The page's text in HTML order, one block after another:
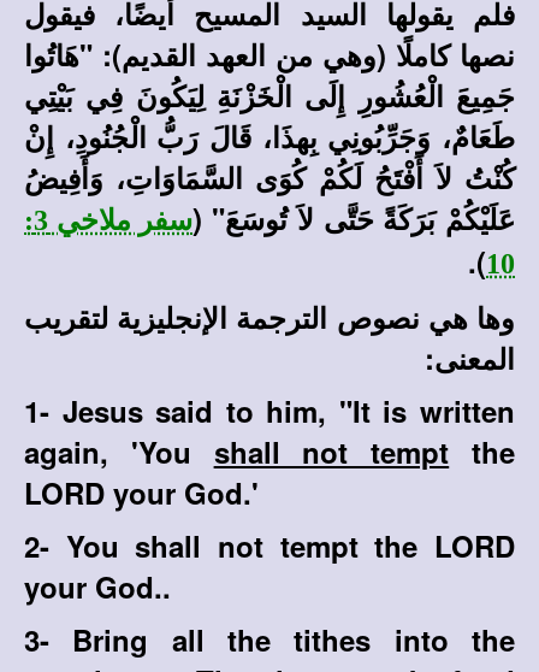
فلم يقولها السيد المسيح أيضًا، فيقول
نصها كاملًا (وهي من العهد القديم): "هَاتُوا
جَمِيعَ الْعُشُورِ إِلَى الْخَزْنَةِ لِيَكُونَ فِي بَيْتِي
طَعَامٌ، وَجَرِّبُونِي بِهذَا، قَالَ رَبُّ الْجُنُودِ، إِنْ
كُنْتُ لاَ أَفْتَحُ لَكُمْ كُوَى السَّمَاوَاتِ، وَأَفِيضُ
عَلَيْكُمْ بَرَكَةً حَتَّى لاَ تُوسَعَ" (
سفر ملاخي 3:
10
).
وها هي نصوص الترجمة الإنجليزية لتقريب
المعنى:
1- Jesus said to him, "It is written
again, 'You shall not tempt the
LORD your God.'
2- You shall not tempt the LORD
your God..
3- Bring all the tithes into the